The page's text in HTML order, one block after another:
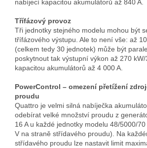
nabíjecí kapacitou akumulátorů až 840 A.
Třífázový provoz
Tři jednotky stejného modelu mohou být
třífázového výstupu. Ale to není vše: až
(celkem tedy 30 jednotek) může být
poskytnout tak výstupní výkon až 270
kapacitou akumulátorů až 4 000 A.
PowerControl – omezení přetížení
proudu
Quattro je velmi silná nabíječka
odebírat velké množství proudu z
16 A u každé jednotky modelu 48/5000/70
V na straně střídavého proudu). Na
střídavého proudu lze nastavit limit